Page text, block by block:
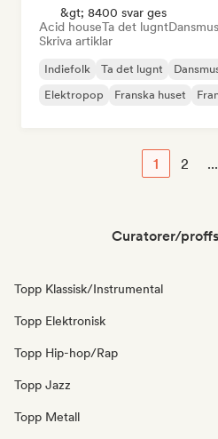
&gt; 8400 svar ges
Acid houseTa det lugnt
Skriva artiklar
Indiefolk Ta det lugnt
Elektropop
Franska huset
1 2 ...
Curatorer/
Topp Klassisk/Instrumental
Topp Elektronisk
Topp Hip-hop/Rap
Topp Jazz
Topp Metall